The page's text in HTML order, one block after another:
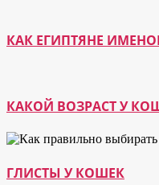
КАК ЕГИПТЯНЕ
КАКОЙ ВОЗРАСТ У
ГЛИСТЫ У КОШЕК